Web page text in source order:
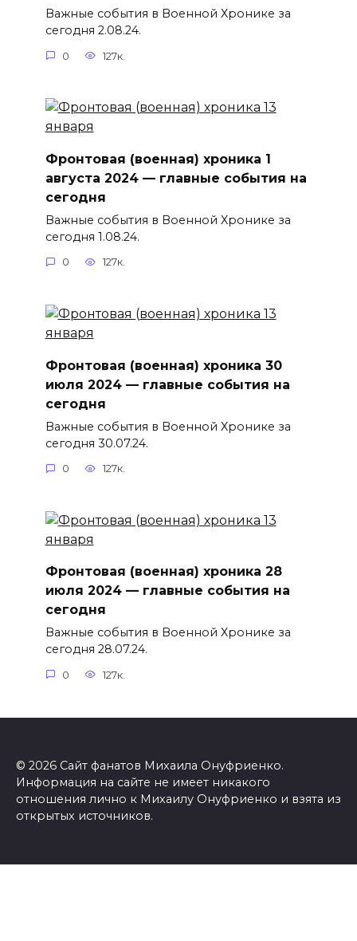
Важные события в Военной Хронике за
сегодня 2.08.24.
0 127к.
Фронтовая (военная) хроника 1
августа 2024 — главные события на
сегодня
Важные события в Военной Хронике за
сегодня 1.08.24.
0 127к.
Фронтовая (военная) хроника 30
июля 2024 — главные события на
сегодня
Важные события в Военной Хронике за
сегодня 30.07.24.
0 127к.
Фронтовая (военная) хроника 28
июля 2024 — главные события на
сегодня
Важные события в Военной Хронике за
сегодня 28.07.24.
0 127к.
© 2026 Сайт фанатов Михаила Онуфриенко.
Информация на сайте не имеет никакого
отношения лично к Михаилу Онуфриенко и взята из
открытых источников.